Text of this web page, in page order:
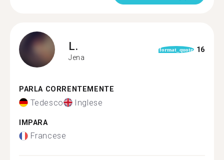
L.
Jena
format_quote 16
PARLA CORRENTEMENTE
Tedesco Inglese
IMPARA
Francese